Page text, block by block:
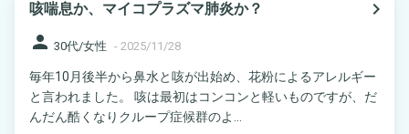
咳喘息か、マイコプラズマ肺炎か？
navigate_next
person 30代/女性 - 2025/11/28
毎年10月後半から鼻水と咳が出始め、花粉によるアレルギー
と言われました。 咳は最初はコンコンと軽いものですが、だ
んだん酷くなりクループ症候群のよ...